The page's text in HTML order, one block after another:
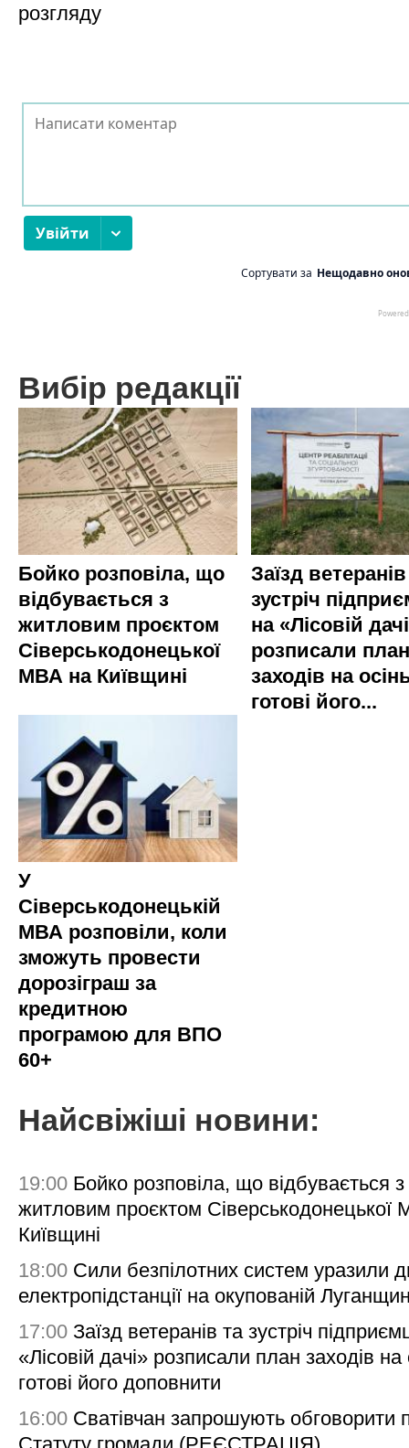
розгляду
Вибір редакції
Бойко розповіла, що
відбувається з
житловим проєктом
Сіверськодонецької
МВА на Київщині
Заїзд
зустріч
на «Лісовій
розписали план
заходів на
готові його...
У
Сіверськодонецькій
МВА розповіли, коли
зможуть провести
дорозіграш за
кредитною
програмою для ВПО
60+
Найсвіжіші новини:
19:00 Бойко розповіла, що відбувається з
житловим проєктом Сіверськодонецької
Київщині
18:00 Сили безпілотних систем уразили
електропідстанції на окупованій
17:00 Заїзд ветеранів та зустріч
«Лісовій дачі» розписали план заходів на
готові його доповнити
16:00 Сватівчан запрошують обговорити